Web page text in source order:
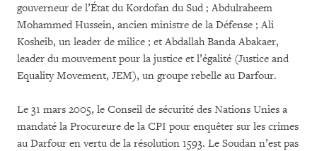
gouverneur de l’État du Kordofan du Sud ; Abdulraheem
Mohammed Hussein, ancien ministre de la Défense ; Ali
Kosheib, un leader de milice ; et Abdallah Banda Abakaer,
leader du mouvement pour la justice et l’égalité (Justice and
Equality Movement, JEM), un groupe rebelle au Darfour.
Le 31 mars 2005, le Conseil de sécurité des Nations Unies a
mandaté la Procureure de la CPI pour enquêter sur les crimes
au Darfour en vertu de la résolution 1593. Le Soudan n’est pas